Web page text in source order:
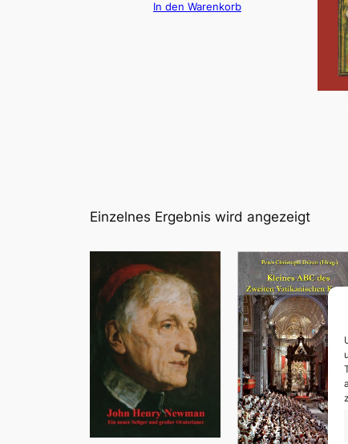
In den Warenkorb
Einzelnes Ergebnis wird angezeigt